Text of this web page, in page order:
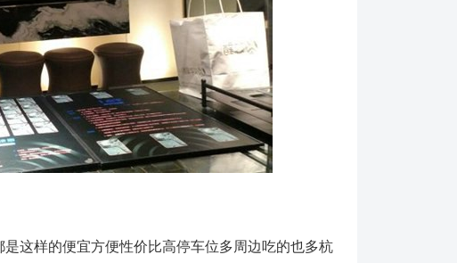
这样的便宜方便性价比高停车位多周边吃的也多杭